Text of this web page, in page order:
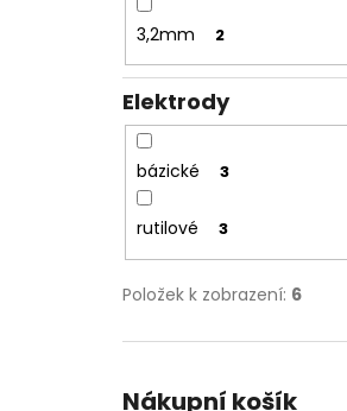
3,2mm 2
Elektrody
bázické 3
rutilové 3
Položek k zobrazení: 6
Nákupní košík